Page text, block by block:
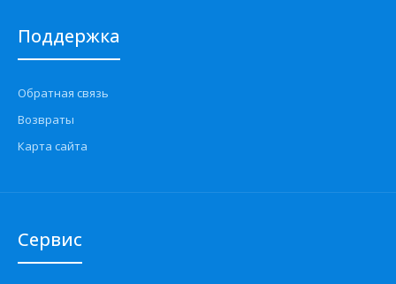
Поддержка
Обратная связь
Возвраты
Карта сайта
Сервис